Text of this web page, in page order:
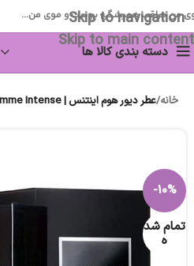
Skip to navigation
Skip to main content
من مراقب همیشگی پوست و موی من...
دسته بندی کالا ها
خانه/عطر دیور هوم اینتنس | Dior Homme Intense
-10%
تمام شد
ه